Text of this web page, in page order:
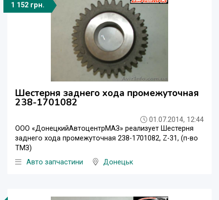
1 152 грн.
Шестерня заднего хода промежуточная
238-1701082
01.07.2014, 12:44
ООО «ДонецкийАвтоцентрМАЗ» реализует Шестерня
заднего хода промежуточная 238-1701082, Z-31, (п-во
ТМЗ)
Авто запчастини
Донецьк